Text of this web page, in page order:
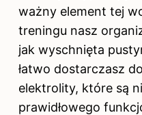
ważny element tej
treningu nasz
jak wyschnięta
łatwo dostarczasz
elektrolity, które są
prawidłowego